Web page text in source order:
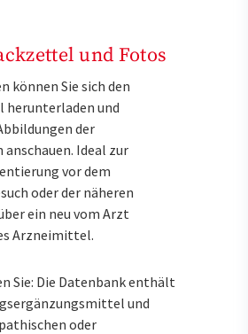
und Fotos
können Sie sich den
herunterladen und
der
Ideal zur
vor dem
oder der näheren
ein neu vom Arzt
Arzneimittel.
Sie: Die Datenbank enthält
und
oder